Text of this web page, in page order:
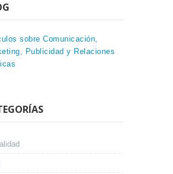
sobre Comunicación,
Publicidad y Relaciones